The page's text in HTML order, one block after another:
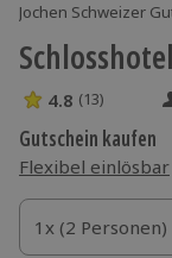
Jochen Schweizer
4.8 Sterne von 5
4.8 (13)
Gutschein kaufen
Flexibel einlösbar
1x (2 Personen)
1x (2 Personen)
1x (2 Personen)